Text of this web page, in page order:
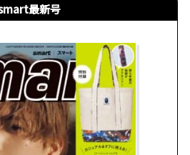
最新号